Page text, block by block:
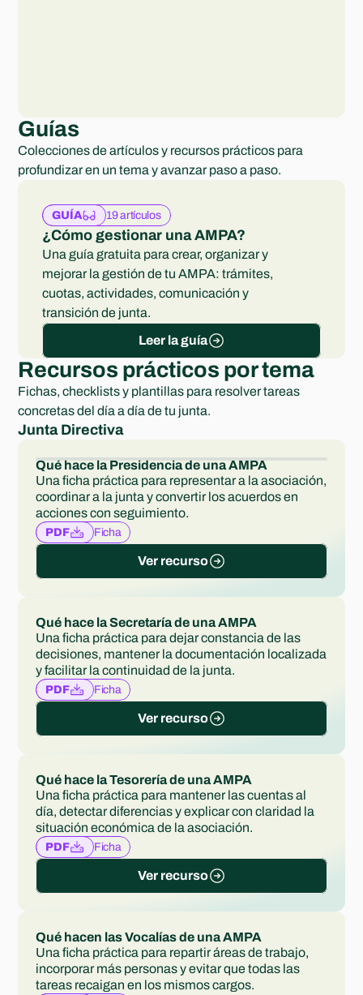
Guías
Colecciones de artículos y recursos prácticos para
profundizar en un tema y avanzar paso a paso.
GUÍA 19 artículos
¿Cómo gestionar una AMPA?
Una guía gratuita para crear, organizar y
mejorar la gestión de tu AMPA: trámites,
cuotas, actividades, comunicación y
transición de junta.
Leer la guía
Recursos prácticos por tema
Fichas, checklists y plantillas para resolver tareas
concretas del día a día de tu junta.
Junta Directiva
Qué hace la Presidencia de una AMPA
Una ficha práctica para representar a la asociación,
coordinar a la junta y convertir los acuerdos en
acciones con seguimiento.
PDF Ficha
Ver recurso
Qué hace la Secretaría de una AMPA
Una ficha práctica para dejar constancia de las
decisiones, mantener la documentación localizada
y facilitar la continuidad de la junta.
PDF Ficha
Ver recurso
Qué hace la Tesorería de una AMPA
Una ficha práctica para mantener las cuentas al
día, detectar diferencias y explicar con claridad la
situación económica de la asociación.
PDF Ficha
Ver recurso
Qué hacen las Vocalías de una AMPA
Una ficha práctica para repartir áreas de trabajo,
incorporar más personas y evitar que todas las
tareas recaigan en los mismos cargos.